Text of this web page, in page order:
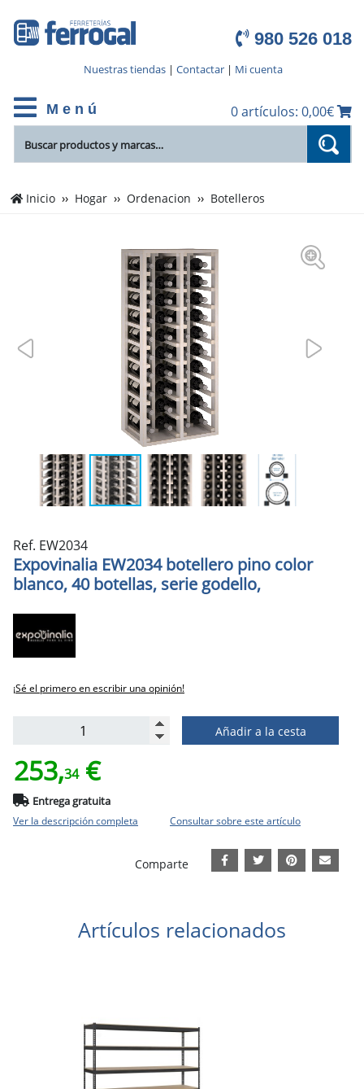
980 526 018
Nuestras tiendas| Contactar| Mi cuenta
M e n ú 0 artículos: 0,00€
Inicio Hogar Ordenacion Botelleros
Ref. EW2034
Expovinalia EW2034 botellero pino color
blanco, 40 botellas, serie godello,
¡Sé el primero en escribir una opinión!
Añadir a la cesta
253,34€
Entrega gratuita
Ver la descripción completa Consultar sobre este artículo
Comparte
Artículos relacionados